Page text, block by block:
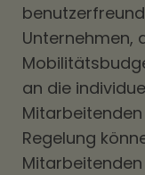
Unternehmen,
an die
Regelung